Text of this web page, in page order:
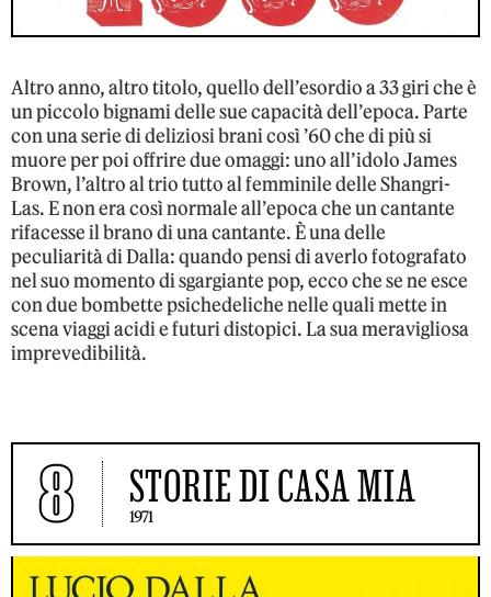
Altro anno, altro titolo, quello dell’esordio a 33 giri che è
un piccolo bignami delle sue capacità dell’epoca. Parte
con una serie di deliziosi brani così ’60 che di più si
muore per poi offrire due omaggi: uno all’idolo James
Brown, l’altro al trio tutto al femminile delle Shangri-
Las. E non era così normale all’epoca che un cantante
rifacesse il brano di una cantante. È una delle
peculiarità di Dalla: quando pensi di averlo fotografato
nel suo momento di sgargiante pop, ecco che se ne esce
con due bombette psichedeliche nelle quali mette in
scena viaggi acidi e futuri distopici. La sua meravigliosa
imprevedibilità.
8 STORIE DI CASA MIA
1971